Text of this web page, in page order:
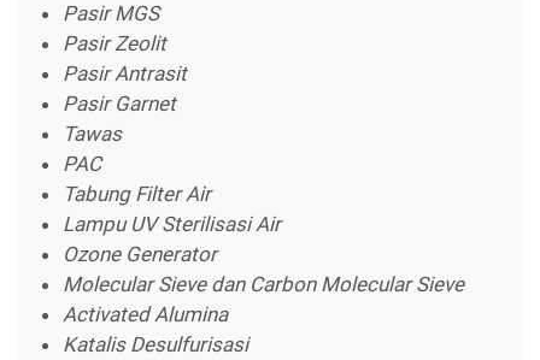
Pasir MGS
Pasir Zeolit
Pasir Antrasit
Pasir Garnet
Tawas
PAC
Tabung Filter Air
Lampu UV Sterilisasi Air
Ozone Generator
Molecular Sieve dan Carbon Molecular Sieve
Activated Alumina
Katalis Desulfurisasi